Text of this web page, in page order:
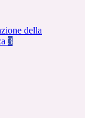
della
3